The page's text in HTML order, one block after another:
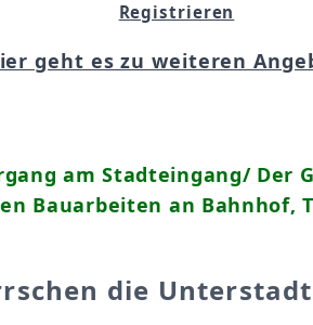
am Stadteingang/ Der
Bauarbeiten an Bahnhof,
die Unterstadt
Registrieren
geht es zu weiteren